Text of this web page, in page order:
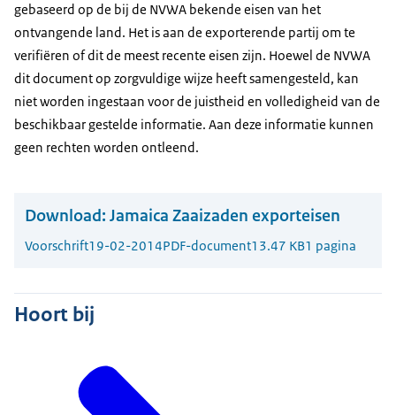
gebaseerd op de bij de NVWA bekende eisen van het
ontvangende land. Het is aan de exporterende partij om te
verifiëren of dit de meest recente eisen zijn. Hoewel de NVWA
dit document op zorgvuldige wijze heeft samengesteld, kan
niet worden ingestaan voor de juistheid en volledigheid van de
beschikbaar gestelde informatie. Aan deze informatie kunnen
geen rechten worden ontleend.
Download: Jamaica Zaaizaden exporteisen
Voorschrift19-02-2014PDF-document13.47 KB1 pagina
Hoort bij